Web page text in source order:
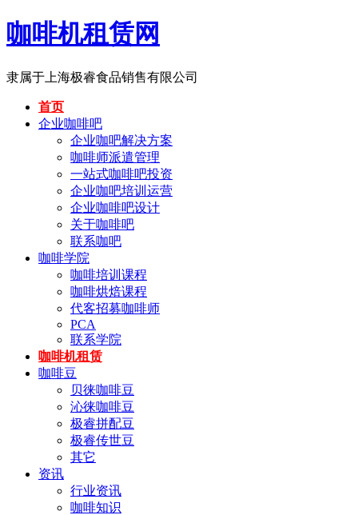
咖啡机租赁网
隶属于上海极睿食品销售有限公司
首页
企业咖啡吧
企业咖吧解决方案
咖啡师派遣管理
一站式咖啡吧投资
企业咖吧培训运营
企业咖啡吧设计
关于咖啡吧
联系咖吧
咖啡学院
咖啡培训课程
咖啡烘焙课程
代客招募咖啡师
PCA
联系学院
咖啡机租赁
咖啡豆
贝徕咖啡豆
沁徕咖啡豆
极睿拼配豆
极睿传世豆
其它
资讯
行业资讯
咖啡知识